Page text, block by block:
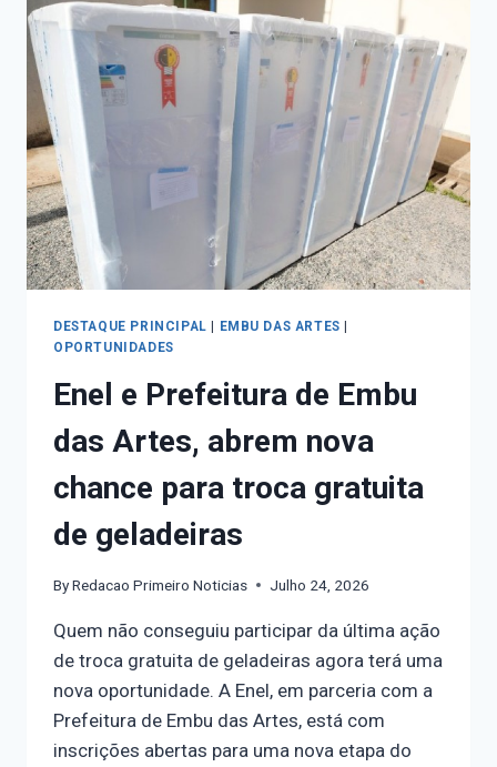
DESTAQUE PRINCIPAL EMBU DAS ARTES
OPORTUNIDADES
Enel e Prefeitura de Embu
das Artes, abrem nova
chance para troca gratuita
de geladeiras
ByRedacao Primeiro Noticias Julho 24, 2026
Quem não conseguiu participar da última ação
de troca gratuita de geladeiras agora terá uma
nova oportunidade. A Enel, em parceria com a
Prefeitura de Embu das Artes, está com
inscrições abertas para uma nova etapa do